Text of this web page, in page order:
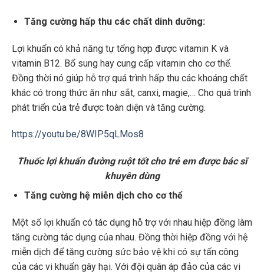
Tăng cường hấp thu các chất dinh dưỡng:
Lợi khuẩn có khả năng tự tổng hợp được vitamin K và
vitamin B12. Bổ sung hay cung cấp vitamin cho cơ thể.
Đồng thời nó giúp hỗ trợ quá trình hấp thu các khoáng chất
khác có trong thức ăn như sắt, canxi, magie,… Cho quá trình
phát triển của trẻ được toàn diện và tăng cường.
https://youtu.be/8WIP5qLMos8
Thuốc lợi khuẩn đường ruột tốt cho trẻ em được bác sĩ
khuyên dùng
Tăng cường hệ miễn dịch cho cơ thể
Một số lợi khuẩn có tác dụng hỗ trợ với nhau hiệp đồng làm
tăng cường tác dụng của nhau. Đồng thời hiệp đồng với hệ
miễn dịch để tăng cường sức bảo vệ khi có sự tấn công
của các vi khuẩn gây hại. Với đội quân áp đảo của các vi